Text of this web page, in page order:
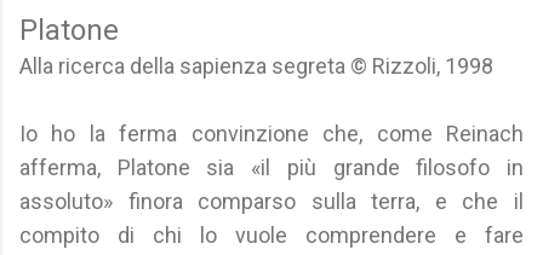
Platone
Alla ricerca della sapienza segreta © Rizzoli, 1998
Io ho la ferma convinzione che, come Reinach
afferma, Platone sia «il più grande filosofo in
assoluto» finora comparso sulla terra, e che il
compito di chi lo vuole comprendere e fare